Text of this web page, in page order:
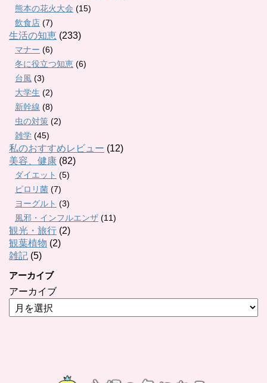
熊本の花火大会 (15)
飲食店 (7)
生活の知恵 (233)
マナー (6)
冬に役立つ知恵 (6)
台風 (3)
大学生 (2)
新幹線 (8)
虫の対策 (2)
雑学 (45)
私のおすすめレビュー (12)
美容、健康 (82)
ダイエット (5)
ピロリ菌 (7)
ヨーグルト (3)
風邪・インフルエンザ (11)
観光・旅行 (2)
観葉植物 (2)
雑記 (5)
アーカイブ
アーカイブ